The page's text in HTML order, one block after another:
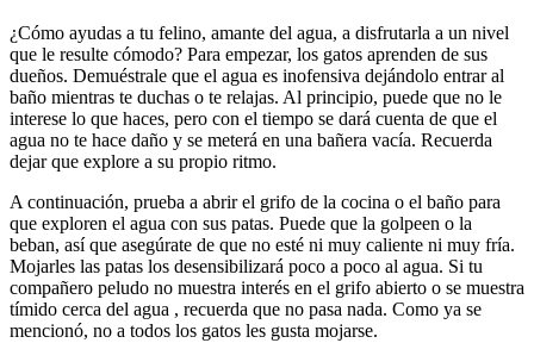
¿Cómo ayudas a tu felino, amante del agua, a disfrutarla a un nivel
que le resulte cómodo? Para empezar, los gatos aprenden de sus
dueños. Demuéstrale que el agua es inofensiva dejándolo entrar al
baño mientras te duchas o te relajas. Al principio, puede que no le
interese lo que haces, pero con el tiempo se dará cuenta de que el
agua no te hace daño y se meterá en una bañera vacía. Recuerda
dejar que explore a su propio ritmo.
A continuación, prueba a abrir el grifo de la cocina o el baño para
que exploren el agua con sus patas. Puede que la golpeen o la
beban, así que asegúrate de que no esté ni muy caliente ni muy fría.
Mojarles las patas los desensibilizará poco a poco al agua. Si tu
compañero peludo no muestra interés en el grifo abierto o se muestra
tímido cerca del agua , recuerda que no pasa nada. Como ya se
mencionó, no a todos los gatos les gusta mojarse.